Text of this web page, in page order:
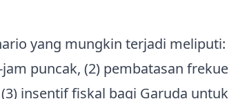
yang mungkin terjadi
puncak, (2) pembatasan
(3) insentif fiskal bagi Garuda